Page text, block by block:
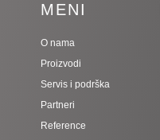
MENI
O nama
Proizvodi
Servis i podrška
Partneri
Reference